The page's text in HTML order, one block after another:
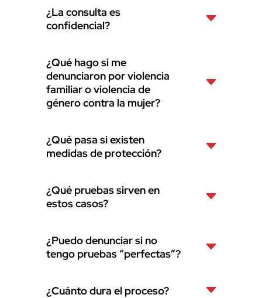
¿La consulta es
confidencial?
¿Qué hago si me
denunciaron por violencia
familiar o violencia de
género contra la mujer?
¿Qué pasa si existen
medidas de protección?
¿Qué pruebas sirven en
estos casos?
¿Puedo denunciar si no
tengo pruebas “perfectas”?
¿Cuánto dura el proceso?